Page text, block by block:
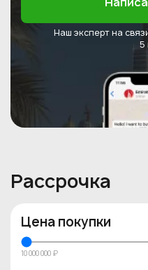
Наш эксперт на
5
Рассрочка
Цена покупки
10 000 000 ₽